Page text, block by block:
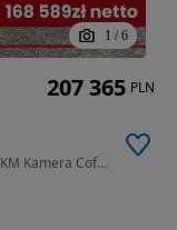
1 / 6
2184 cm3 • 180 KM • XL L2H1 Plus EAT8 2.2 180KM Kamera Cofania !! Radio 10" !!
207 365 PLN